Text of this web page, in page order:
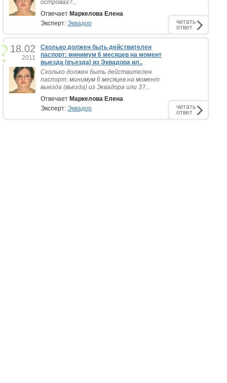
островах?...
Отвечает Маркелова Елена
Эксперт: Эквадор читать
ответ
18.02
2011
Сколько должен быть действителен
паспорт: минимум 6 месяцев на момент
выезда (въезда) из Эквадора ил..
Сколько должен быть действителен
паспорт: минимум 6 месяцев на момент
выезда (въезда) из Эквадора или 3?...
Отвечает Маркелова Елена
Эксперт: Эквадор читать
ответ